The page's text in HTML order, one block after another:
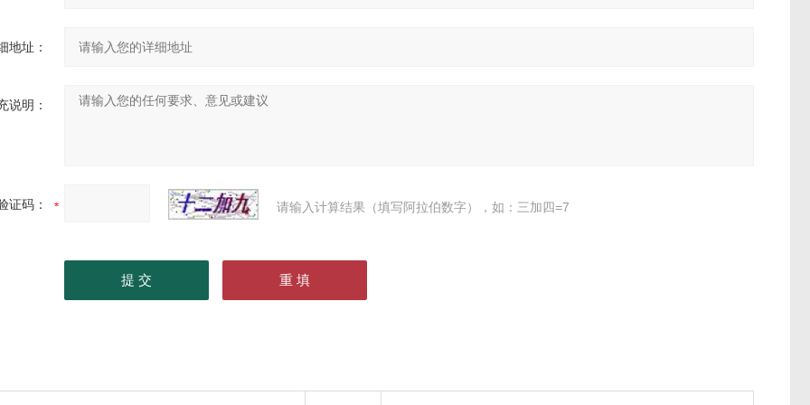
地址：
说明：
证码： 请输入计算结果（填写阿拉伯数字），如：三加四=7